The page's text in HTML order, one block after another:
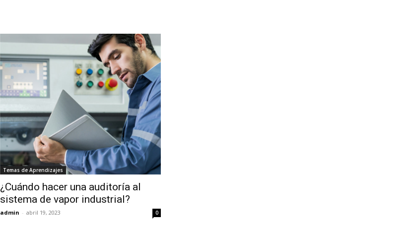
Temas de Aprendizajes
¿Cuándo hacer una auditoría al
sistema de vapor industrial?
admin - abril 19, 2023 0